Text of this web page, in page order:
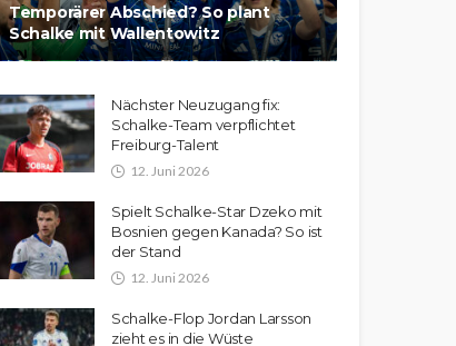
Temporärer Abschied? So plant
Schalke mit Wallentowitz
Nächster Neuzugang fix:
Schalke-Team verpflichtet
Freiburg-Talent
12. Juni 2026
Spielt Schalke-Star Dzeko mit
Bosnien gegen Kanada? So ist
der Stand
12. Juni 2026
Schalke-Flop Jordan Larsson
zieht es in die Wüste